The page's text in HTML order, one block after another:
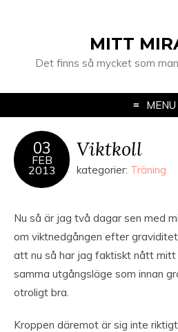
MITT
Det finns så mycket som
MENU
03
FEB
2013
Viktkoll
kategorier: Träning
Nu så är jag två dagar sen med
om viktnedgången efter
att nu så har jag faktiskt nått mitt
samma utgångsläge som innan
otroligt bra.
Kroppen däremot är sig inte